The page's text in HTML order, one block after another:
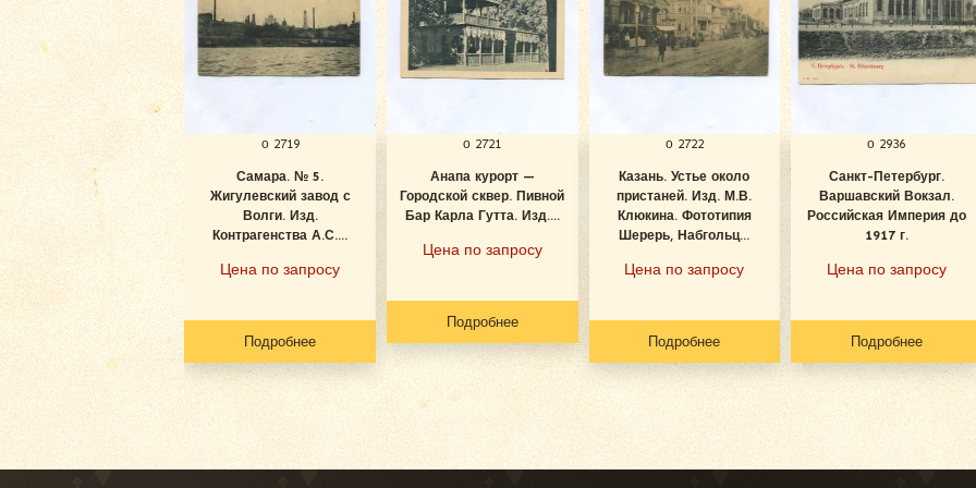
о 2719
Самара. № 5.
Жигулевский завод с
Волги. Изд.
Контрагенства А.С....
Цена по запросу
Подробнее
о 2721
Анапа курорт —
Городской сквер. Пивной
Бар Карла Гутта. Изд....
Цена по запросу
Подробнее
о 2722
Казань. Устье около
пристаней. Изд. М.В.
Клюкина. Фототипия
Шерерь, Набгольц...
Цена по запросу
Подробнее
о 2936
Санкт-Петербург.
Варшавский Вокзал.
Российская Империя до
1917 г.
Цена по запросу
Подробнее